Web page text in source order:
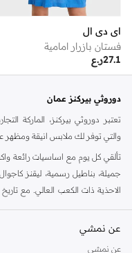
اي دي ال
فستان بازرار امامية
ر.ع27.1
دوروثي بيركنز عمان
تعتبر دوروثي بيركنز، الماركة
والتي توفر لك ملابس انيقة
تألقي كل يوم مع اساسيات رائعة
جميلة، بناطيل رسمية، ليقنز
الاحذية ذات الكعب العالي. مع
كنت تقومين بتجديد خزانة ملابسك
عن نمشي
عن نمشي